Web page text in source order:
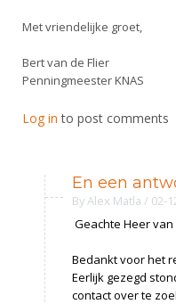
Met vriendelijke groet,
Bert van de Flier
Penningmeester KNAS
Log in to post comments
En een
ByAlex Matla / 02-
Geachte Heer van
Bedankt voor het
Eerlijk gezegd
contact over te